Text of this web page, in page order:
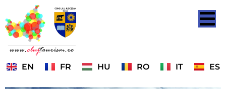
EN FR HU RO IT ES